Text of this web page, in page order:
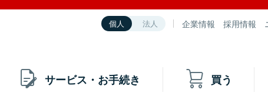
個人 法人 企業情報 採用情報
サービス・お手続き 買う